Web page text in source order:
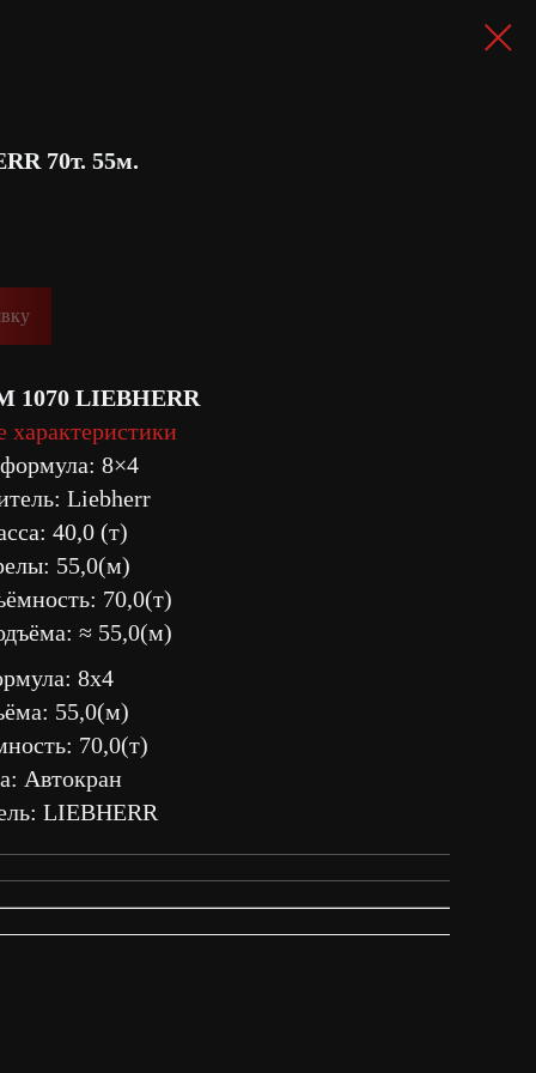
70т. 55м.
1070 LIEBHERR
характеристики
8×4
Liebherr
40,0 (т)
55,0(м)
70,0(т)
≈ 55,0(м)
8х4
55,0(м)
70,0(т)
Автокран
LIEBHERR